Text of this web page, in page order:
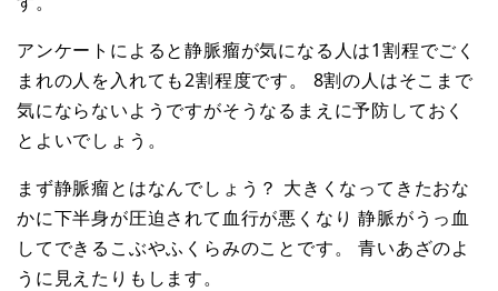
アンケートによると静脈瘤が気になる人は1割程でごく
まれの人を入れても2割程度です。 8割の人はそこまで
気にならないようですがそうなるまえに予防しておく
とよいでしょう。
まず静脈瘤とはなんでしょう？ 大きくなってきたおな
かに下半身が圧迫されて血行が悪くなり 静脈がうっ血
してできるこぶやふくらみのことです。 青いあざのよ
うに見えたりもします。